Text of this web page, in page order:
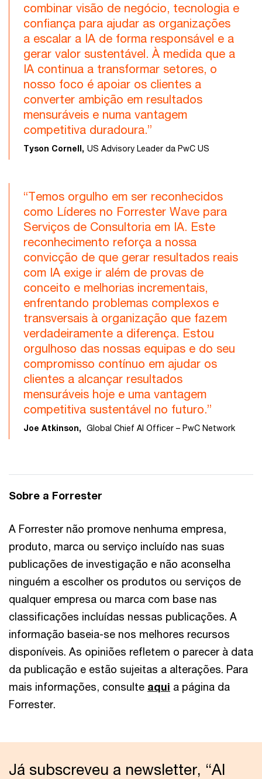
combinar visão de negócio, tecnologia e
confiança para ajudar as organizações
a escalar a IA de forma responsável e a
gerar valor sustentável. À medida que a
IA continua a transformar setores, o
nosso foco é apoiar os clientes a
converter ambição em resultados
mensuráveis e numa vantagem
competitiva duradoura.”
Tyson Cornell, US Advisory Leader da PwC US
“Temos orgulho em ser reconhecidos
como Líderes no Forrester Wave para
Serviços de Consultoria em IA. Este
reconhecimento reforça a nossa
convicção de que gerar resultados reais
com IA exige ir além de provas de
conceito e melhorias incrementais,
enfrentando problemas complexos e
transversais à organização que fazem
verdadeiramente a diferença. Estou
orgulhoso das nossas equipas e do seu
compromisso contínuo em ajudar os
clientes a alcançar resultados
mensuráveis hoje e uma vantagem
competitiva sustentável no futuro.”
Joe Atkinson, Global Chief AI Officer – PwC Network
Sobre a Forrester
A Forrester não promove nenhuma empresa,
produto, marca ou serviço incluído nas suas
publicações de investigação e não aconselha
ninguém a escolher os produtos ou serviços de
qualquer empresa ou marca com base nas
classificações incluídas nessas publicações. A
informação baseia-se nos melhores recursos
disponíveis. As opiniões refletem o parecer à data
da publicação e estão sujeitas a alterações. Para
mais informações, consulte aqui a página da
Forrester.
Já subscreveu a newsletter, “AI